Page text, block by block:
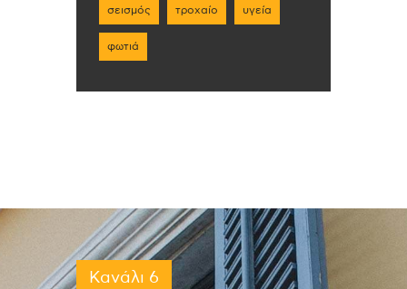
σεισμός τροχαίο υγεία
φωτιά
Κανάλι 6